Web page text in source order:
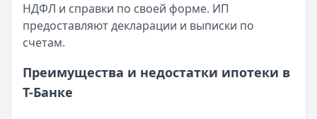
НДФЛ и справки по своей форме. ИП
предоставляют декларации и выписки по
счетам.
Преимущества и недостатки ипотеки в
Т-Банке